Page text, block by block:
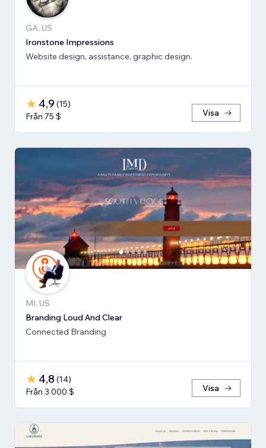
GA, US
Ironstone Impressions
Website design, assistance, graphic design.
4,9 (15)
Från 75 $
Visa
MI, US
Branding Loud And Clear
Connected Branding
4,8 (14)
Från 3 000 $
Visa